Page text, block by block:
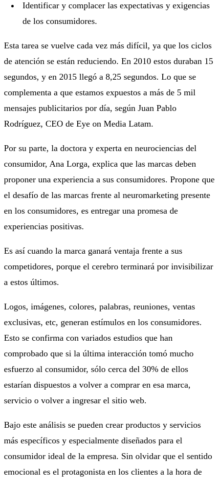
Identificar y complacer las expectativas y exigencias
de los consumidores.
Esta tarea se vuelve cada vez más difícil, ya que los ciclos
de atención se están reduciendo. En 2010 estos duraban 15
segundos, y en 2015 llegó a 8,25 segundos. Lo que se
complementa a que estamos expuestos a más de 5 mil
mensajes publicitarios por día, según Juan Pablo
Rodríguez, CEO de Eye on Media Latam.
Por su parte, la doctora y experta en neurociencias del
consumidor, Ana Lorga, explica que las marcas deben
proponer una experiencia a sus consumidores. Propone que
el desafío de las marcas frente al neuromarketing presente
en los consumidores, es entregar una promesa de
experiencias positivas.
Es así cuando la marca ganará ventaja frente a sus
competidores, porque el cerebro terminará por invisibilizar
a estos últimos.
Logos, imágenes, colores, palabras, reuniones, ventas
exclusivas, etc, generan estímulos en los consumidores.
Esto se confirma con variados estudios que han
comprobado que si la última interacción tomó mucho
esfuerzo al consumidor, sólo cerca del 30% de ellos
estarían dispuestos a volver a comprar en esa marca,
servicio o volver a ingresar el sitio web.
Bajo este análisis se pueden crear productos y servicios
más específicos y especialmente diseñados para el
consumidor ideal de la empresa. Sin olvidar que el sentido
emocional es el protagonista en los clientes a la hora de